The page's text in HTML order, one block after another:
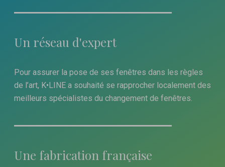
Un réseau d'expert
Pour assurer la pose de ses fenêtres dans les règles
de l’art, K•LINE a souhaité se rapprocher localement des
meilleurs spécialistes du changement de fenêtres.
Une fabrication française